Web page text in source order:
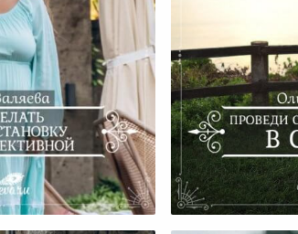
Расстановку
Проведи